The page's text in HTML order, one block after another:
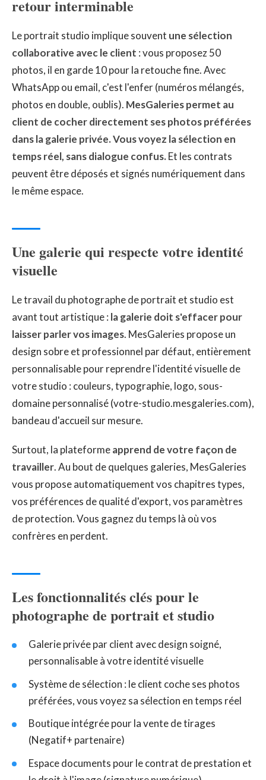
retour interminable
Le portrait studio implique souvent une sélection
collaborative avec le client : vous proposez 50
photos, il en garde 10 pour la retouche fine. Avec
WhatsApp ou email, c'est l'enfer (numéros mélangés,
photos en double, oublis). MesGaleries permet au
client de cocher directement ses photos préférées
dans la galerie privée. Vous voyez la sélection en
temps réel, sans dialogue confus.Et les contrats
peuvent être déposés et signés numériquement dans
le même espace.
Une galerie qui respecte votre identité
visuelle
Le travail du photographe de portrait et studio est
avant tout artistique : la galerie doit s'effacer pour
laisser parler vos images. MesGaleries propose un
design sobre et professionnel par défaut, entièrement
personnalisable pour reprendre l'identité visuelle de
votre studio : couleurs, typographie, logo, sous-
domaine personnalisé (votre-studio.mesgaleries.com),
bandeau d'accueil sur mesure.
Surtout, la plateformeapprend de votre façon de
travailler. Au bout de quelques galeries, MesGaleries
vous propose automatiquement vos chapitres types,
vos préférences de qualité d'export, vos paramètres
de protection. Vous gagnez du temps là où vos
confrères en perdent.
Les fonctionnalités clés pour le
photographe de portrait et studio
Galerie privée par client avec design soigné,
personnalisable à votre identité visuelle
Système de sélection : le client coche ses photos
préférées, vous voyez sa sélection en temps réel
Boutique intégrée pour la vente de tirages
(Negatif+ partenaire)
Espace documents pour le contrat de prestation et